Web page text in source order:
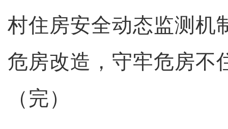
村住房安全动态监测机
危房改造，守牢危房不
（完）